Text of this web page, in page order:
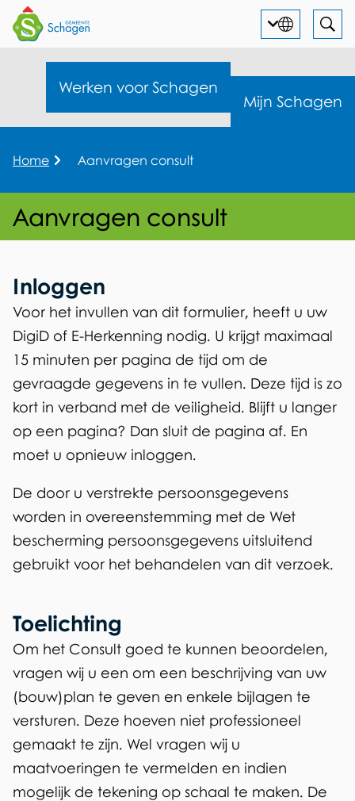
a
l
Huidige
Nederlands
andere
M
n
Werken voor Schagen
Mijn Schagen
K
u
m
e
p
a
d
Home Aanvragen consult
Aanvragen consult
a
n
a
g
n
c
o
u
Inloggen
Voor het invullen van dit formulier, heeft u uw
DigiD of E-Herkenning nodig. U krijgt maximaal
15 minuten per pagina de tijd om de
gevraagde gegevens in te vullen. Deze tijd is zo
kort in verband met de veiligheid. Blijft u langer
op een pagina? Dan sluit de pagina af. En
moet u opnieuw inloggen.
De door u verstrekte persoonsgegevens
worden in overeenstemming met de Wet
bescherming persoonsgegevens uitsluitend
gebruikt voor het behandelen van dit verzoek.
Toelichting
Om het Consult goed te kunnen beoordelen,
vragen wij u een om een beschrijving van uw
(bouw)plan te geven en enkele bijlagen te
versturen. Deze hoeven niet professioneel
gemaakt te zijn. Wel vragen wij u
maatvoeringen te vermelden en indien
mogelijk de tekening op schaal te maken. De